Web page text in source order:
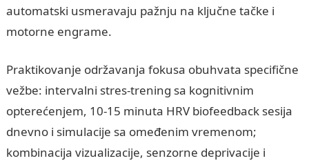
automatski usmeravaju pažnju na ključne tačke i
motorne engramе.
Praktikovanje održavanja fokusa obuhvata specifične
vežbe: intervalni stres-trening sa kognitivnim
opterećenjem, 10-15 minuta HRV biofeedback sesija
dnevno i simulacije sa omeđenim vremenom;
kombinacija vizualizacije, senzorne deprivacije i